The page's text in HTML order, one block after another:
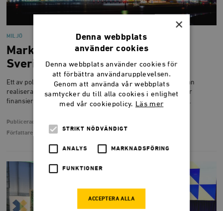
MILJÖ
Marknadskrafter – Ny kärnkraft i
Sverige
Ett av politikens hetaste ämnen är hur och när ny kärnkraft kan
realiseras i Sverige. Denna rapport presenterar förslag på hur
finansiering av ny kärnkraft i Sverige kan realiseras, baserat…
Publicerad
Författare
Simon Wakter, Hanna Stenegren
×
Denna webbplats
använder cookies
Denna webbplats använder cookies för
att förbättra användarupplevelsen.
Genom att använda vår webbplats
samtycker du till alla cookies i enlighet
med vår cookiepolicy. Läs mer
STRIKT NÖDVÄNDIGT
ANALYS MARKNADSFÖRING
FUNKTIONER
ACCEPTERA ALLA